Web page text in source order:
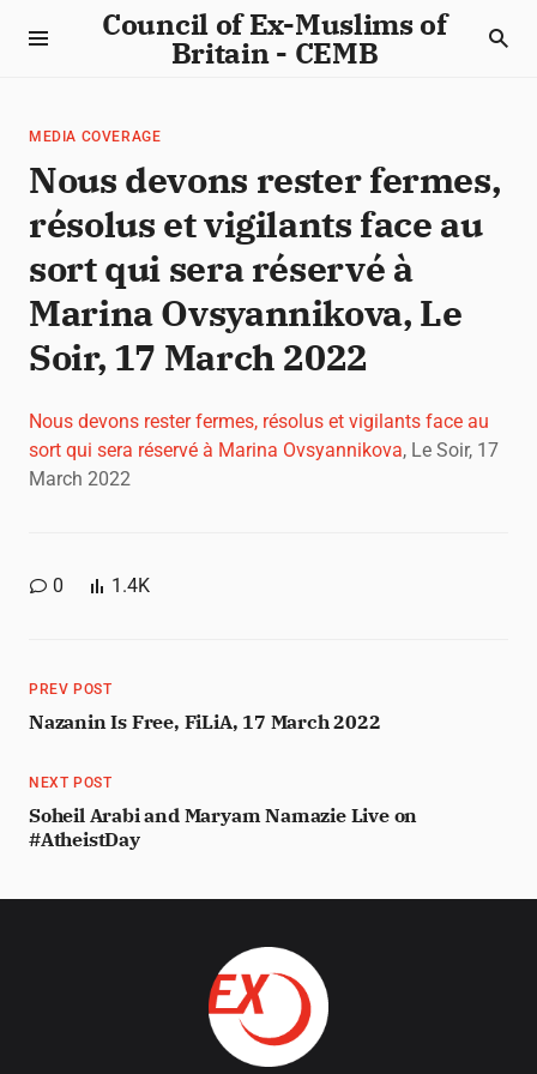
Council of Ex-Muslims of
Britain - CEMB
MEDIA COVERAGE
Nous devons rester fermes,
résolus et vigilants face au
sort qui sera réservé à
Marina Ovsyannikova, Le
Soir, 17 March 2022
Nous devons rester fermes, résolus et vigilants face au
sort qui sera réservé à Marina Ovsyannikova, Le Soir, 17
March 2022
0 1.4K
PREV POST
Nazanin Is Free, FiLiA, 17 March 2022
NEXT POST
Soheil Arabi and Maryam Namazie Live on
#AtheistDay